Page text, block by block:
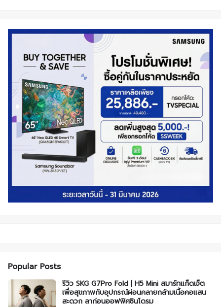
Popular Posts
รีวิว SKG G7Pro Fold | H5 Mini สมาร์ทแก็ดเจ็ต
เพื่อสุขภาพกับอุปกรณ์ผ่อนคลายกล้ามเนื้อคอแสน
สะดวก ลาก่อนออฟฟิศซินโดรม